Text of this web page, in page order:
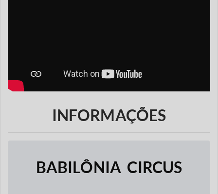
INFORMAÇÕES
BABILÔNIA CIRCUS